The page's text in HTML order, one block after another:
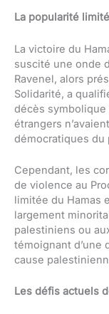
La popularité
La victoire du
suscité une onde
Ravenel, alors
Solidarité, a
décès symbolique
étrangers
démocratiques du
Cependant, les
de violence au
limitée du Hamas
largement
palestiniens ou
témoignant d’une
cause
Les défis actuels